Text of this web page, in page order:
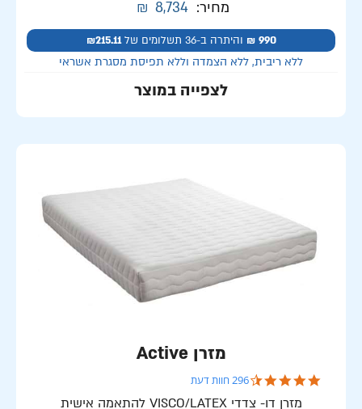
מחיר: 8,734
₪
990 ₪ והיתרה ב-36 תשלומים של ₪215.11
ללא ריבית, ללא הצמדה וללא תפיסת מסגרת אשראי
לצפייה במוצר
מזרן Active
4.7 star rating
296 חוות דעת
מזרן דו- צדדי VISCO/LATEX להתאמה אישית